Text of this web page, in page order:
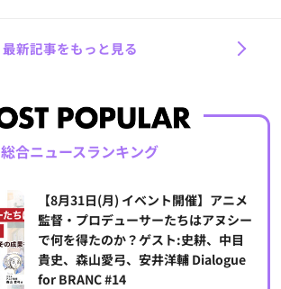
最新記事をもっと見る
総合ニュースランキング
【8月31日(月) イベント開催】アニメ
監督・プロデューサーたちはアヌシー
で何を得たのか？ゲスト:史耕、中目
貴史、森山愛弓、安井洋輔 Dialogue
for BRANC #14